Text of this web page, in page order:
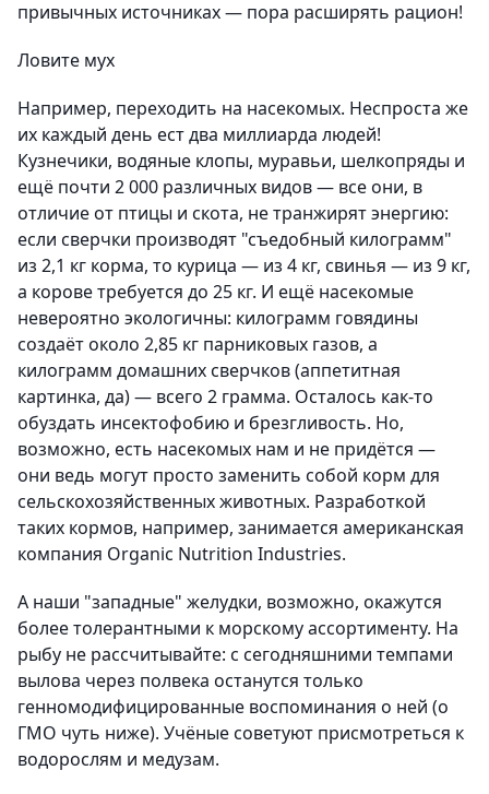
привычных источниках — пора расширять рацион!
Ловите мух
Например, переходить на насекомых. Неспроста же
их каждый день ест два миллиарда людей!
Кузнечики, водяные клопы, муравьи, шелкопряды и
ещё почти 2 000 различных видов — все они, в
отличие от птицы и скота, не транжирят энергию:
если сверчки производят "съедобный килограмм"
из 2,1 кг корма, то курица — из 4 кг, свинья — из 9 кг,
а корове требуется до 25 кг. И ещё насекомые
невероятно экологичны: килограмм говядины
создаёт около 2,85 кг парниковых газов, а
килограмм домашних сверчков (аппетитная
картинка, да) — всего 2 грамма. Осталось как-то
обуздать инсектофобию и брезгливость. Но,
возможно, есть насекомых нам и не придётся —
они ведь могут просто заменить собой корм для
сельскохозяйственных животных. Разработкой
таких кормов, например, занимается американская
компания Organic Nutrition Industries.
А наши "западные" желудки, возможно, окажутся
более толерантными к морскому ассортименту. На
рыбу не рассчитывайте: с сегодняшними темпами
вылова через полвека останутся только
генномодифицированные воспоминания о ней (о
ГМО чуть ниже). Учёные советуют присмотреться к
водорослям и медузам.